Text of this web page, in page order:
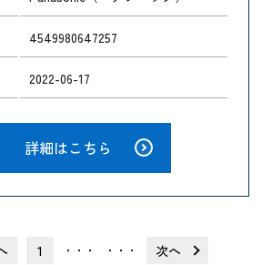
4549980647257
2022-06-17
詳細はこちら
1 ・・・ ・・・ 次へ